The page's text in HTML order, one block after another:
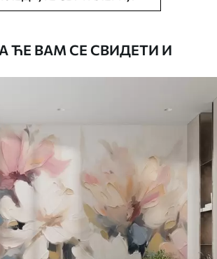
сунђером. Позадине са завршном
водом.
RSD/m²
RSD /m²
ВАМ СЕ СВИДЕТИ И